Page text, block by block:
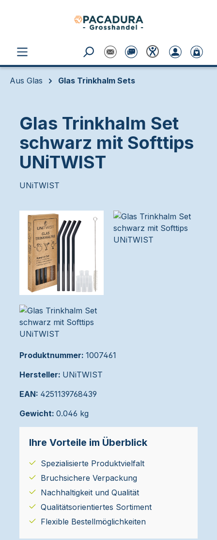
Aus Glas Glas Trinkhalm Sets
Glas Trinkhalm Set
schwarz mit Softtips
UNiTWIST
UNiTWIST
Produktnummer: 1007461
Hersteller: UNiTWIST
EAN: 4251139768439
Gewicht: 0.046 kg
Ihre Vorteile im Überblick
Spezialisierte Produktvielfalt
Bruchsichere Verpackung
Nachhaltigkeit und Qualität
Qualitätsorientiertes Sortiment
Flexible Bestellmöglichkeiten